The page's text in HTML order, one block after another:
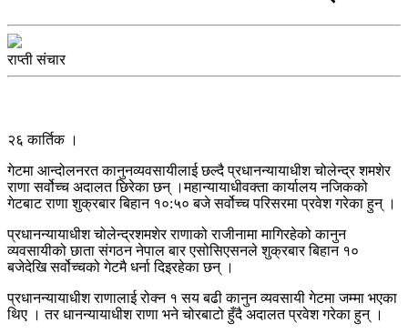
राप्ती संचार
२६ कार्तिक ।
गेटमा आन्दोलनरत कानुनव्यवसायीलाई छल्दै प्रधानन्यायाधीश चोलेन्द्र शमशेर
राणा सर्वोच्च अदालत छिरेका छन् ।महान्यायाधीवक्ता कार्यालय नजिकको
गेटबाट राणा शुक्रबार बिहान १०:५० बजे सर्वोच्च परिसरमा प्रवेश गरेका हुन् ।
प्रधानन्यायाधीश चोलेन्द्रशमशेर राणाको राजीनामा मागिरहेको कानुन
व्यवसायीको छाता संगठन नेपाल बार एसोसिएसनले शुक्रबार बिहान १०
बजेदेखि सर्वोच्चको गेटमै धर्ना दिइरहेका छन् ।
प्रधानन्यायाधीश राणालाई रोक्न १ सय बढी कानुन व्यवसायी गेटमा जम्मा भएका
थिए । तर धानन्यायाधीश राणा भने चोरबाटो हुँदै अदालत प्रवेश गरेका हुन् ।